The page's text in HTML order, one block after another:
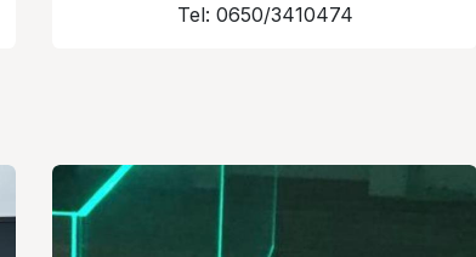
Tel: 0650/3410474